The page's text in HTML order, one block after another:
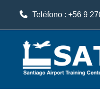
Teléfono : +56 9